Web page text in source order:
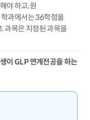
야 하고, 원
과에서는 36학점을
과목은 지정된 과목을
이 GLP 연계전공을 하는